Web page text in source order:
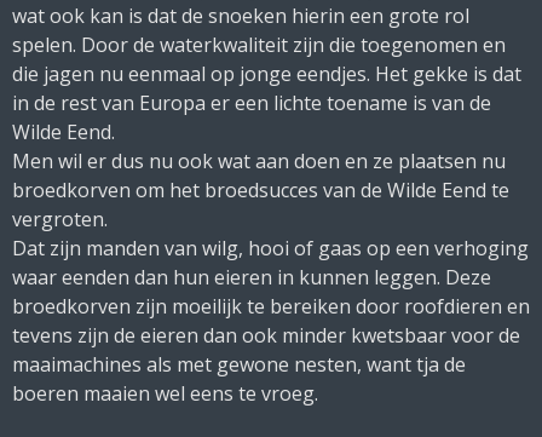
wat ook kan is dat de snoeken hierin een grote rol
spelen. Door de waterkwaliteit zijn die toegenomen en
die jagen nu eenmaal op jonge eendjes. Het gekke is dat
in de rest van Europa er een lichte toename is van de
Wilde Eend.
Men wil er dus nu ook wat aan doen en ze plaatsen nu
broedkorven om het broedsucces van de Wilde Eend te
vergroten.
Dat zijn manden van wilg, hooi of gaas op een verhoging
waar eenden dan hun eieren in kunnen leggen. Deze
broedkorven zijn moeilijk te bereiken door roofdieren en
tevens zijn de eieren dan ook minder kwetsbaar voor de
maaimachines als met gewone nesten, want tja de
boeren maaien wel eens te vroeg.